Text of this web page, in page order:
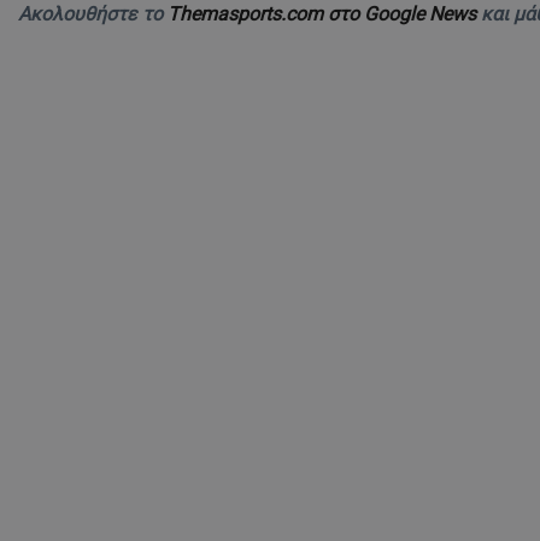
Ακολουθήστε το Themasports.com στο Google Newsκαι